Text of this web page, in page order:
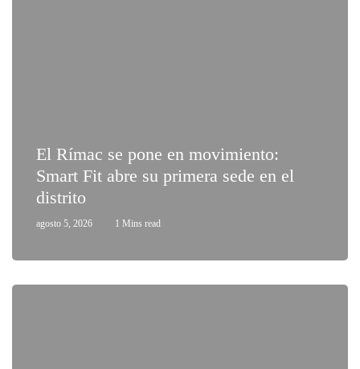
El Rímac se pone en movimiento:
Smart Fit abre su primera sede en el
distrito
agosto 5, 2026 1 Mins read